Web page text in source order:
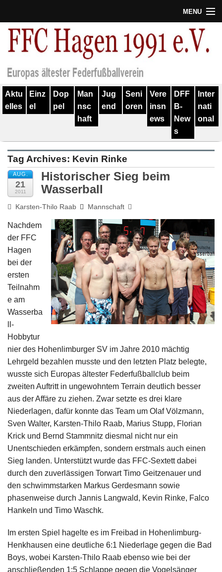
MENU
Termine
Verein
Geschichte
Training
Spieler
Kontakt
Links
Impressum
Aktu
elles
Einz
el
Dop
pel
Man
nsc
haft
Jug
end
Seni
oren
Vere
insn
ews
DFF
B-
New
s
Inter
nati
onal
Tag Archives: Kevin Rinke
AUG.
21
2011
Historischer Sieg beim
Wasserball
Karsten-Thilo Raab Mannschaft
Nachdem
der FFC
Hagen
bei der
ersten
Teilnahm
e am
Wasserba
ll-
Hobbytur
nier des Hohenlimburger SV im Jahre 2010 mächtig
Lehrgeld bezahlen musste und den letzten Platz belegte,
wusste sich Europas ältester Federfußballclub beim
zweiten Auftritt in ungewohntem Terrain deutlich besser
aus der Affäre zu ziehen. Zwar setzte es drei klare
Niederlagen, dafür konnte das Team um Olaf Völzmann,
Sven Walter, Karsten-Thilo Raab, Marius Stupp, Florian
Krick und Bernd Stammnitz diesmal nicht nur ein
Unentschieden erkämpfen, sondern erstmals auch einen
Sieg landen. Unterstützt wurde das FFC-Sextett dabei
durch den zuverlässigen Torwart Timo Geitzenauer und
den schwimmstarken Markus Gerdesmann sowie
phasenweise durch Jannis Langwald, Kevin Rinke, Falco
Hankeln und Timo Waschk.
Im ersten Spiel hagelte es im Freibad in Hohenlimburg-
Henkhausen eine deutliche 6:1 Niederlage gegen die Bad
Boys, wobei Karsten-Thilo Raab ebenso wie bei der
anschließenden 1:5 Schlappe gegen die Vogelsänger